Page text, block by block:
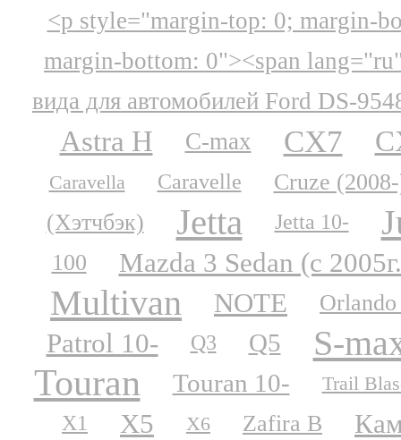
<p style="margin-top: 0; margin-
margin-bottom: 0"><span
вида для автомобилей Ford DS-
Astra H C-max CX7
Caravella Caravelle
Cruze
(Хэтчбэк)
Jetta Jetta 10-
100 Mazda 3 Sedan (с
Multivan NOTE
Patrol 10- Q3 Q5 S-
Touran Touran 10- Trail
X1 X5 X6 Zafira B